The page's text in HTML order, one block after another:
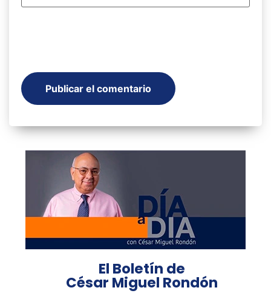
El Boletín de
César Miguel Rondón